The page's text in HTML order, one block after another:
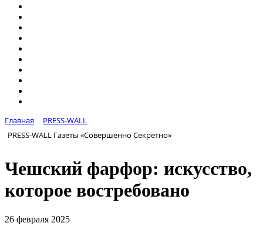
Главная
PRESS-WALL
PRESS-WALL Газеты «Совершенно Секретно»
Чешский фарфор: искусство,
которое востребовано
26 февраля 2025